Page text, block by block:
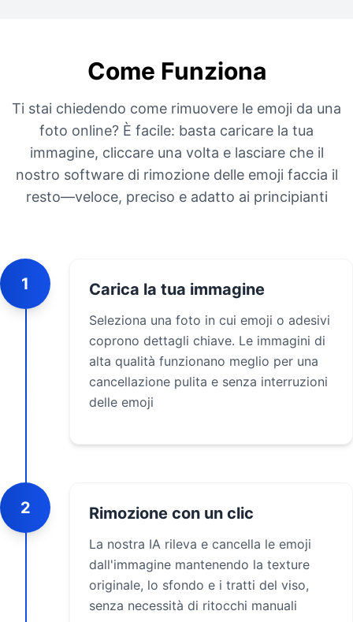
Come Funziona
Ti stai chiedendo come rimuovere le emoji da una
foto online? È facile: basta caricare la tua
immagine, cliccare una volta e lasciare che il
nostro software di rimozione delle emoji faccia il
resto—veloce, preciso e adatto ai principianti
1 Carica la tua immagine
Seleziona una foto in cui emoji o adesivi
coprono dettagli chiave. Le immagini di
alta qualità funzionano meglio per una
cancellazione pulita e senza interruzioni
delle emoji
2 Rimozione con un clic
La nostra IA rileva e cancella le emoji
dall'immagine mantenendo la texture
originale, lo sfondo e i tratti del viso,
senza necessità di ritocchi manuali